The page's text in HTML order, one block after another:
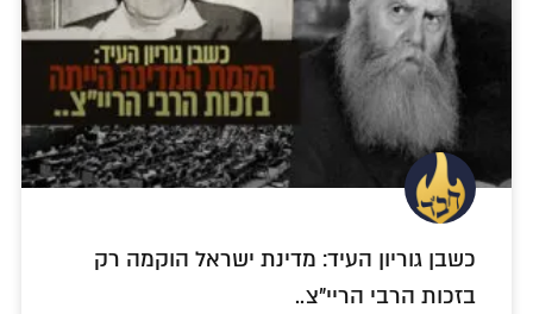
כשבן גוריון העיד: מדינת ישראל הוקמה רק
בזכות הרבי הריי"צ..